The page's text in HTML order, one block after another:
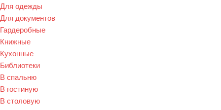
Для одежды
Для документов
Гардеробные
Книжные
Кухонные
Библиотеки
В спальню
В гостиную
В столовую